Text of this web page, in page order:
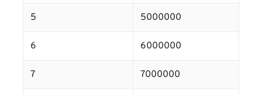
5 5000000
6 6000000
7 7000000